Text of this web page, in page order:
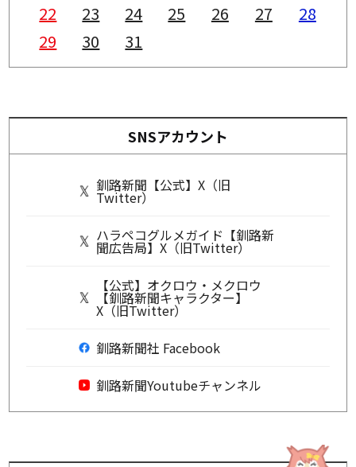
22
23 24 25 26 27
28
29
30 31
SNSアカウント
釧路新聞【公式】X（旧
Twitter）
ハラペコグルメガイド【釧路新
聞広告局】X（旧Twitter）
【公式】オクロウ・メクロウ
【釧路新聞キャラクター】
X（旧Twitter）
釧路新聞社 Facebook
釧路新聞Youtubeチャンネル